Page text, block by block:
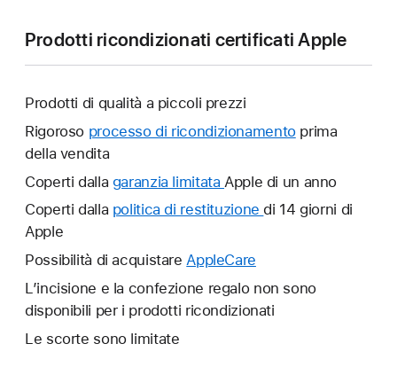
Prodotti ricondizionati certificati Apple
Prodotti di qualità a piccoli prezzi
Rigoroso processo di ricondizionamentoprima
della vendita
Coperti dalla garanzia limitata Verrà
aperta
Apple di un anno
Coperti dalla politica di restituzione Verrà
di 14 giorni di
Apple
Possibilità di acquistareAppleCare
aperta
un’altra
L’incisione e la confezione regalo non sono
disponibili per i prodotti ricondizionati
Le scorte sono limitate